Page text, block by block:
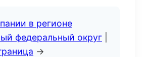
в регионе
федеральный округ
→